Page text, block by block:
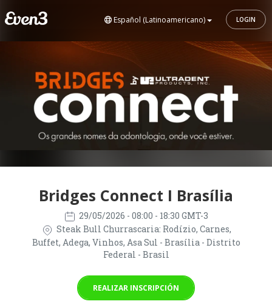
Español (Latinoamericano) LOGIN
Bridges Connect I Brasília
29/05/2026 - 08:00 - 18:30 GMT-3
Steak Bull Churrascaria: Rodízio, Carnes,
Buffet, Adega, Vinhos, Asa Sul - Brasília - Distrito
Federal - Brasil
REALIZAR INSCRIPCIÓN